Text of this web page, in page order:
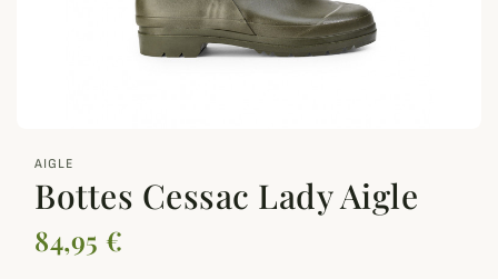
AIGLE
Bottes Cessac Lady Aigle
84,95 €